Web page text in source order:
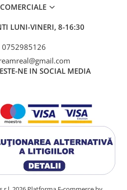
LUNI-VINERI, 8-16:30
0752985126
NE IN SOCIAL MEDIA